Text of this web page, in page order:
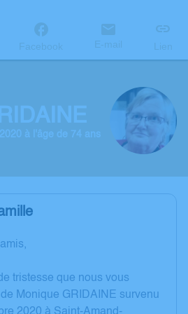
Facebook E-mail Lien
à l'âge de 74 ans
tristesse que nous vous
Monique GRIDAINE survenu